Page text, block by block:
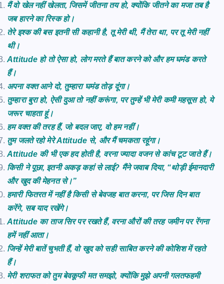
मैं वो खेल नहीं खेलता, जिसमें जीतना तय हो, क्योंकि जीतने का मजा तब है
जब हारने का रिस्क हो।
तेरे इश्क की बस इतनी सी कहानी है, तू मेरी थी, मैं तेरा था, पर तू मेरी नहीं
थी।
Attitude हो तो ऐसा हो, लोग मरते हैं बात करने को और हम घमंड करते
हैं।
अपना वक्त आने दो, तुम्हारा घमंड तोड़ दूंगा।
तुम्हारा बुरा हो, ऐसी दुआ तो नहीं करूंगा, पर तुम्हें भी मेरी कमी महसूस हो, ये
जरूर चाहता हूं।
हम वक्त की तरह हैं, जो बदल जाए, वो हम नहीं।
तुम जलते रहो मेरे Attitude से, और मैं चमकता रहूंगा।
Attitude की भी एक हद होती है, वरना ज्यादा वजन से कांच टूट जाते हैं।
किसी ने पूछा, इतनी अकड़ कहां से लाई? मैंने जवाब दिया, “थोड़ी ईमानदारी
और खुद की मेहनत से।”
हमारी फितरत में नहीं है किसी से बेवजह बात करना, पर जिस दिन बात
करेंगे, सब याद रखेंगे।
Attitude का ताज सिर पर रखते हैं, वरना औरों की तरह जमीन पर रेंगना
हमें नहीं आता।
जिन्हें मेरी बातें चुभती हैं, वो खुद को सही साबित करने की कोशिश में रहते
हैं।
मेरी शराफत को तुम बेवकूफी मत समझो, क्योंकि मुझे अपनी गलतफहमी